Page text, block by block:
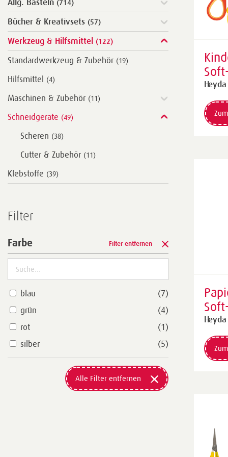
Allg. Basteln (714)
Bücher & Kreativsets (57)
Werkzeug & Hilfsmittel (122)
Standardwerkzeug & Zubehör (19)
Hilfsmittel (4)
Maschinen & Zubehör (11)
Schneidgeräte (49)
Scheren (38)
Cutter & Zubehör (11)
Klebstoffe (39)
Filter
Farbe Filter entfernen
blau
(7)
grün
(4)
rot
(1)
silber
(5)
Alle Filter entfernen
mm,
Heyda
250
Heyda